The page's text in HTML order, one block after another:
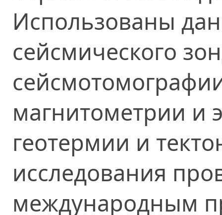
Использованы
сейсмического
магнитометрии и
геотермии и
исследования
международным